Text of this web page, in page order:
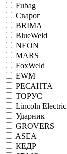
Fubag
Сварог
BRIMA
BlueWeld
NEON
MARS
FoxWeld
EWM
РЕСАНТА
ТОРУС
Lincoln Electric
Ударник
GROVERS
ASEA
КЕДР